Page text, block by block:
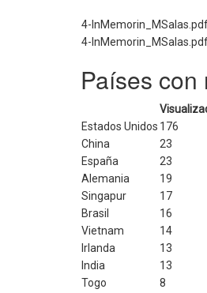
4-
4-
Países con
Estados Unidos 176
China
23
España
23
Alemania
19
Singapur
17
Brasil
16
Vietnam
14
Irlanda
13
India
13
Togo
8